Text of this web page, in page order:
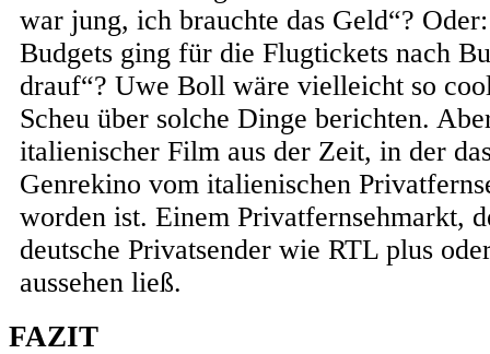
war jung, ich brauchte das Geld“?
Budgets ging für die Flugtickets nach
drauf“? Uwe Boll wäre vielleicht so
Scheu über solche Dinge berichten.
italienischer Film aus der Zeit, in der
Genrekino vom italienischen
worden ist. Einem Privatfernsehmarkt,
deutsche Privatsender wie RTL plus
aussehen ließ.
FAZIT